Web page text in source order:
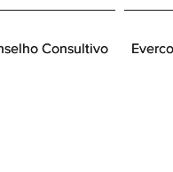
Consultivo
Consultivo